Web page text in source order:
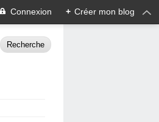
Connexion + Créer mon blog